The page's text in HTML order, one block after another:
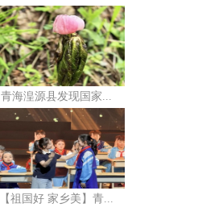
青海湟源县发现国家...
【祖国好 家乡美】青...